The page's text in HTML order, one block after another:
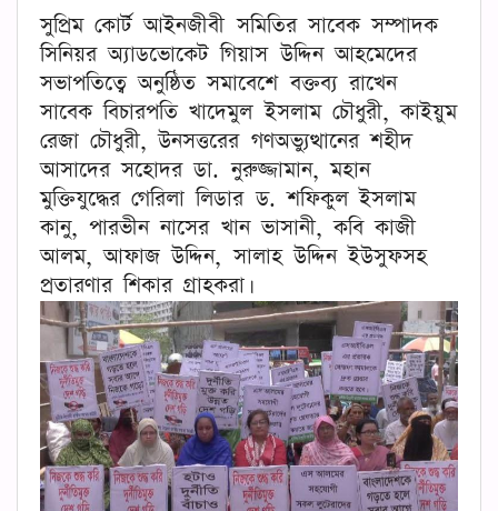
সুপ্রিম কোর্ট আইনজীবী সমিতির সাবেক সম্পাদক
সিনিয়র অ্যাডভোকেট গিয়াস উদ্দিন আহমেদের
সভাপতিত্বে অনুষ্ঠিত সমাবেশে বক্তব্য রাখেন
সাবেক বিচারপতি খাদেমুল ইসলাম চৌধুরী, কাইয়ুম
রেজা চৌধুরী, উনসত্তরের গণঅভ্যুত্থানের শহীদ
আসাদের সহোদর ডা. নুরুজ্জামান, মহান
মুক্তিযুদ্ধের গেরিলা লিডার ড. শফিকুল ইসলাম
কানু, পারভীন নাসের খান ভাসানী, কবি কাজী
আলম, আফাজ উদ্দিন, সালাহ উদ্দিন ইউসুফসহ
প্রতারণার শিকার গ্রাহকরা।